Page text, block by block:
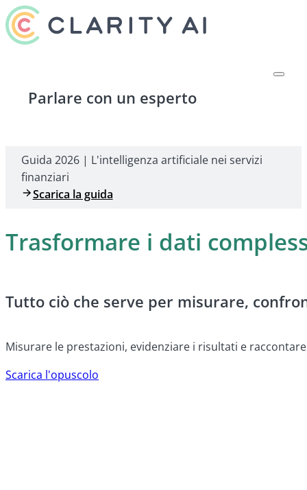
Parlare con un esperto
Guida 2026 | L'intelligenza artificiale nei servizi
finanziari
Scarica la guida
Trasformare i dati
Tutto ciò che serve per misurare,
Misurare le prestazioni, evidenziare i risultati e
Scarica l'opuscolo